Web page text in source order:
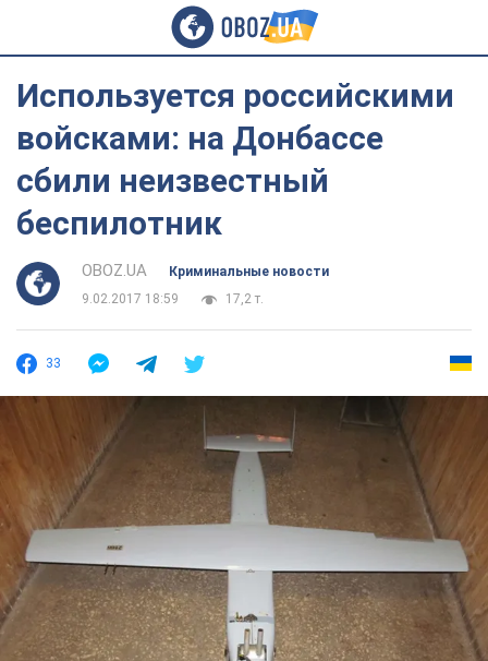
Используется российскими
войсками: на Донбассе
сбили неизвестный
беспилотник
OBOZ.UA
Криминальные новости
9.02.2017 18:59
17,2 т.
33